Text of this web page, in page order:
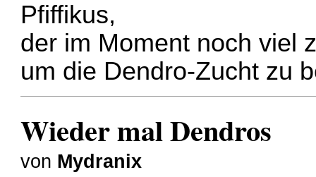
Pfiffikus,
der im Moment noch viel
um die Dendro-Zucht zu
Wieder mal Dendros
von Mydranix